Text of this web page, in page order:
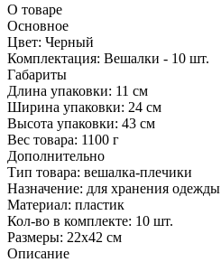
О товаре
Основное
Цвет: Черный
Комплектация: Вешалки - 10 шт.
Габариты
Длина упаковки: 11 см
Ширина упаковки: 24 см
Высота упаковки: 43 см
Вес товара: 1100 г
Дополнительно
Тип товара: вешалка-плечики
Назначение: для хранения одежды
Материал: пластик
Кол-во в комплекте: 10 шт.
Размеры: 22х42 см
Описание